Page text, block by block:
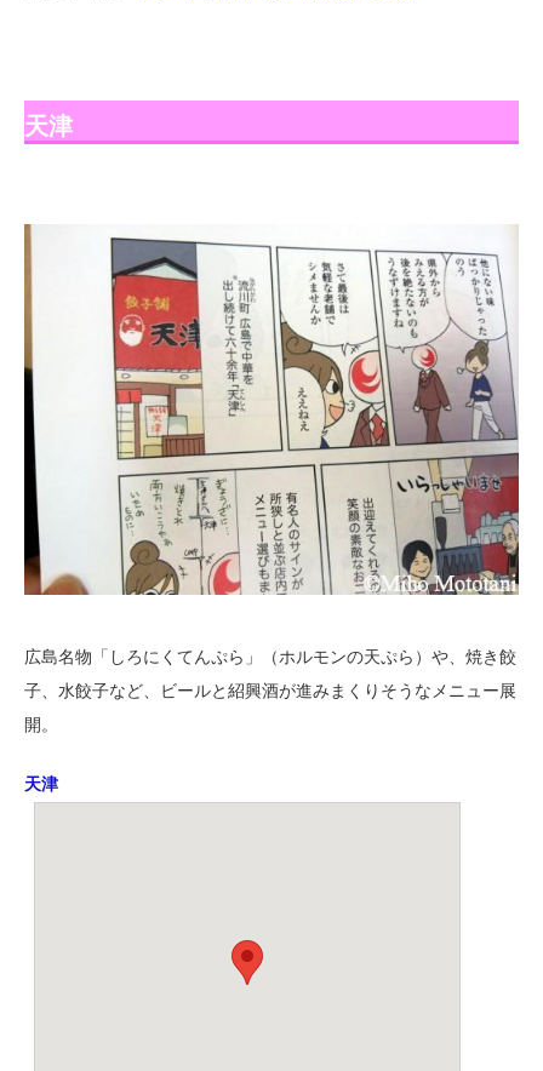
天津
広島名物「しろにくてんぷら」（ホルモンの天ぷら）や、焼き餃
子、水餃子など、ビールと紹興酒が進みまくりそうなメニュー展
開。
天津